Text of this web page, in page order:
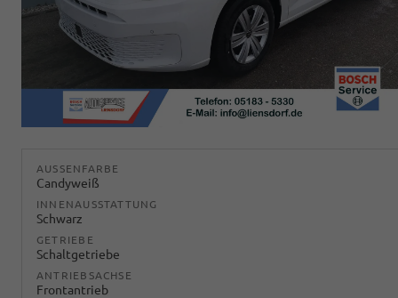
AUSSENFARBE
Candyweiß
INNENAUSSTATTUNG
Schwarz
GETRIEBE
Schaltgetriebe
ANTRIEBSACHSE
Frontantrieb